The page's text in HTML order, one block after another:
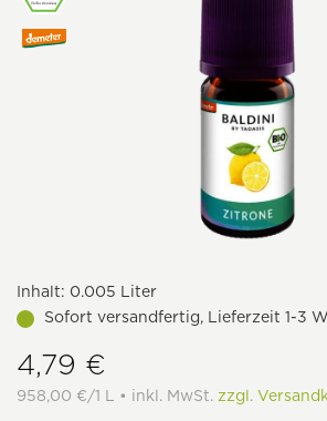
Inhalt: 0.005 Liter
Sofort versandfertig, Lieferzeit 1-3
4,79 €
958,00 €/1 L • inkl. MwSt. zzgl.